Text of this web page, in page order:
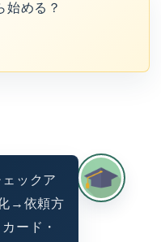
始める？
ックア
→依頼方
ード・